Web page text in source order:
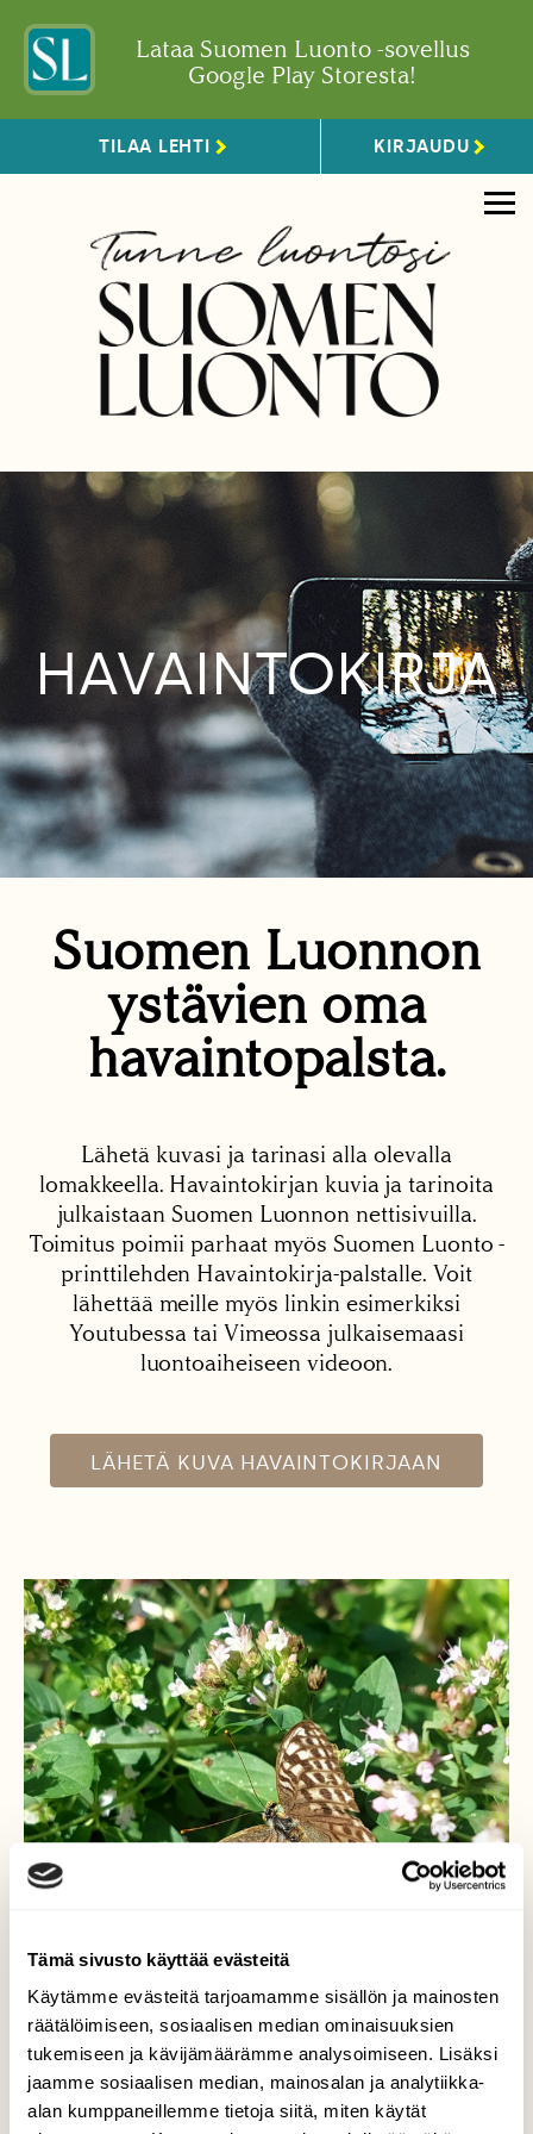
Tämä sivusto käyttää evästeitä
Käytämme evästeitä tarjoamamme sisällön ja mainosten
räätälöimiseen, sosiaalisen median ominaisuuksien
tukemiseen ja kävijämäärämme analysoimiseen. Lisäksi
jaamme sosiaalisen median, mainosalan ja analytiikka-
alan kumppaneillemme tietoja siitä, miten käytät
Lataa Suomen Luonto -sovellus
Google Play Storesta!
TILAA LEHTI KIRJAUDU
HAVAINTOKIRJA
Suomen Luonnon
ystävien oma
havaintopalsta.
Lähetä kuvasi ja tarinasi alla olevalla
lomakkeella. Havaintokirjan kuvia ja tarinoita
julkaistaan Suomen Luonnon nettisivuilla.
Toimitus poimii parhaat myös Suomen Luonto -
printtilehden Havaintokirja-palstalle. Voit
lähettää meille myös linkin esimerkiksi
Youtubessa tai Vimeossa julkaisemaasi
luontoaiheiseen videoon.
LÄHETÄ KUVA HAVAINTOKIRJAAN